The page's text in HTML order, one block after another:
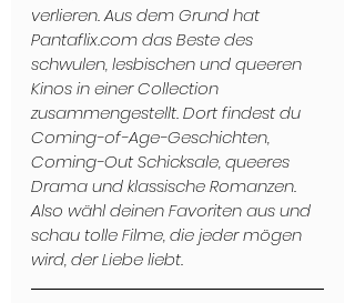
verlieren. Aus dem Grund hat
Pantaflix.com das Beste des
schwulen, lesbischen und queeren
Kinos in einer Collection
zusammengestellt. Dort findest du
Coming-of-Age-Geschichten,
Coming-Out Schicksale, queeres
Drama und klassische Romanzen.
Also wähl deinen Favoriten aus und
schau tolle Filme, die jeder mögen
wird, der Liebe liebt.